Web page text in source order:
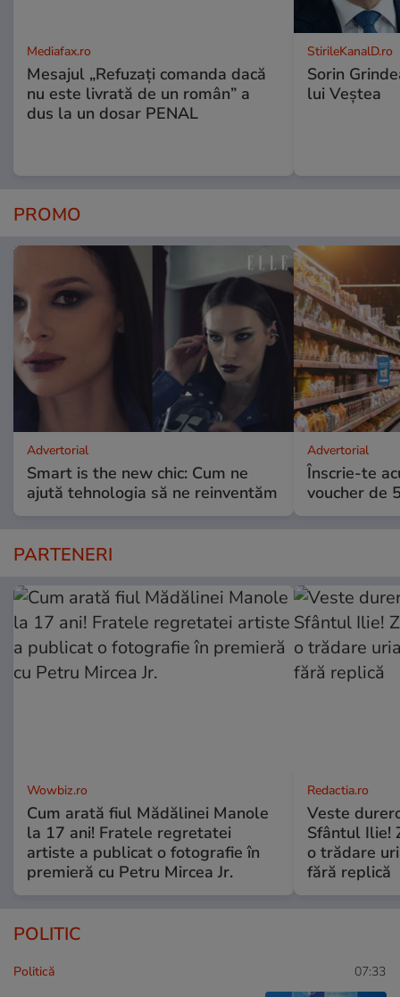
Mediafax.ro
Mesajul „Refuzați comanda dacă
nu este livrată de un român” a
dus la un dosar PENAL
StirileKanalD.ro
Sorin
lui Veștea
PROMO
Advertorial
Smart is the new chic: Cum ne
ajută tehnologia să ne reinventăm
Advertorial
Înscrie-te
voucher de
PARTENERI
Wowbiz.ro
Cum arată fiul Mădălinei Manole
la 17 ani! Fratele regretatei
artiste a publicat o fotografie în
premieră cu Petru Mircea Jr.
Redactia.ro
Veste
Sfântul Ilie!
o trădare
fără replică
POLITIC
Politică 07:33